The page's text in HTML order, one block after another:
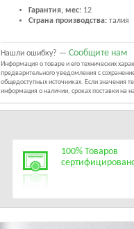
Гарантия, мес: 12
Страна производства: талия
Нашли ошибку? — Сообщите нам
Информация о товаре и его технических
предварительного уведомления с
общедоступных источниках. Если значения
информация о наличии, сроках поставки
100% Товаров